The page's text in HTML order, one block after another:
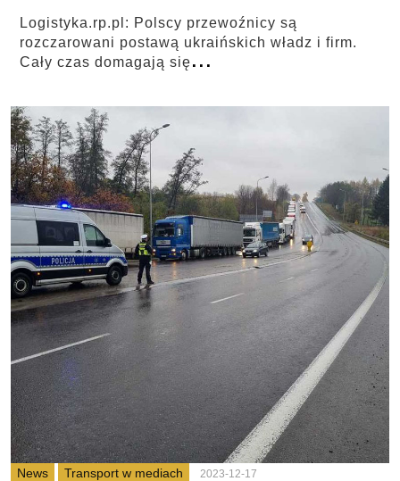
Logistyka.rp.pl: Polscy przewoźnicy są
rozczarowani postawą ukraińskich władz i firm.
Cały czas domagają się...
News Transport w mediach
2023-12-17